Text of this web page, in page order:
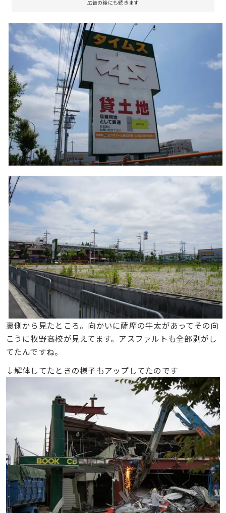
広告の後にも続きます
裏側から見たところ。向かいに薩摩の牛太があってその向
こうに牧野高校が見えてます。アスファルトも全部剥がし
てたんですね。
↓解体してたときの様子もアップしてたのです